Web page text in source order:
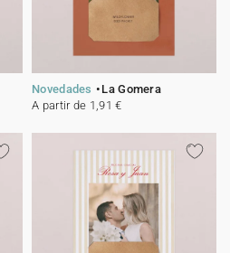
Novedades
La Gomera
A partir de 1,91 €